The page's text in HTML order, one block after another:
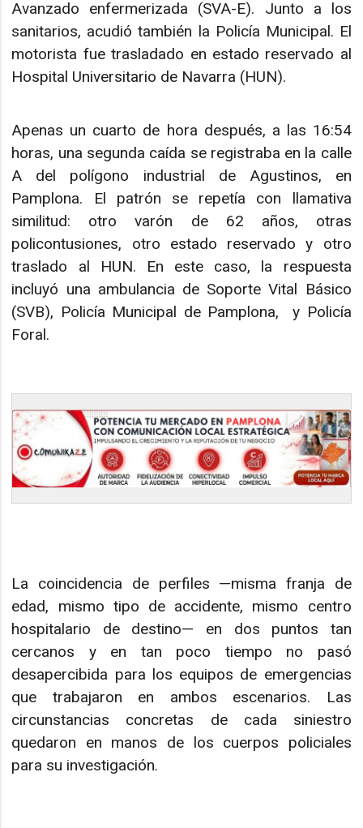
Avanzado enfermerizada (SVA-E). Junto a los
sanitarios, acudió también la Policía Municipal. El
motorista fue trasladado en estado reservado al
Hospital Universitario de Navarra (HUN).
Apenas un cuarto de hora después, a las 16:54
horas, una segunda caída se registraba en la calle
A del polígono industrial de Agustinos, en
Pamplona. El patrón se repetía con llamativa
similitud: otro varón de 62 años, otras
policontusiones, otro estado reservado y otro
traslado al HUN. En este caso, la respuesta
incluyó una ambulancia de Soporte Vital Básico
(SVB), Policía Municipal de Pamplona, y Policía
Foral.
La coincidencia de perfiles —misma franja de
edad, mismo tipo de accidente, mismo centro
hospitalario de destino— en dos puntos tan
cercanos y en tan poco tiempo no pasó
desapercibida para los equipos de emergencias
que trabajaron en ambos escenarios. Las
circunstancias concretas de cada siniestro
quedaron en manos de los cuerpos policiales
para su investigación.